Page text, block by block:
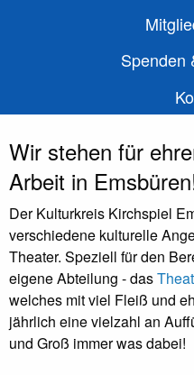
Spenden
Wir stehen für
Arbeit in Emsbüren
Der Kulturkreis Kirchspiel
verschiedene kulturelle
Theater. Speziell für den
eigene Abteilung - das
welches mit viel Fleiß und
jährlich eine vielzahl an
und Groß immer was dabei!